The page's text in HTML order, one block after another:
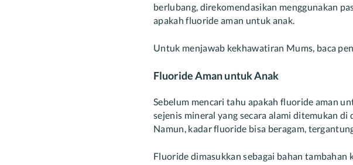
berlubang, direkomendasikan menggunakan
apakah fluoride aman untuk anak.
Untuk menjawab kekhawatiran Mums, baca
Fluoride Aman untuk Anak
Sebelum mencari tahu apakah fluoride aman
sejenis mineral yang secara alami ditemukan
Namun, kadar fluoride bisa beragam,
Fluoride dimasukkan sebagai bahan tambahan